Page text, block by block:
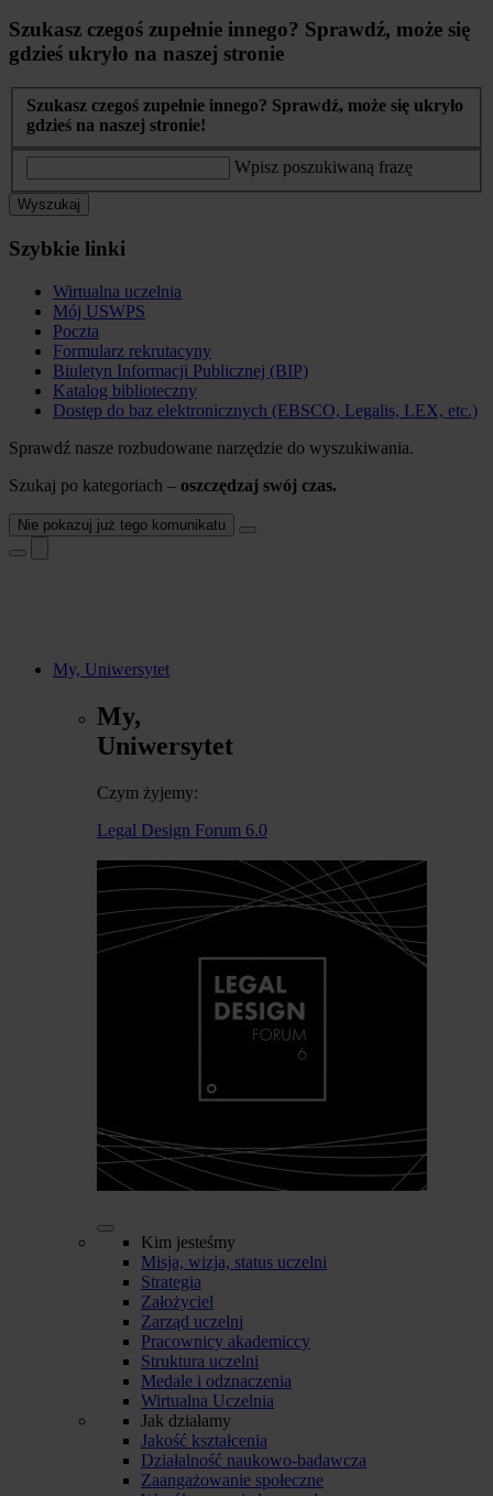
Szukasz czegoś zupełnie innego? Sprawdź, może się
gdzieś ukryło na naszej stronie
Szukasz czegoś zupełnie innego? Sprawdź, może się ukryło
gdzieś na naszej stronie!
Wpisz poszukiwaną frazę
Wyszukaj
Szybkie linki
Wirtualna uczelnia
Mój USWPS
Poczta
Formularz rekrutacyny
Biuletyn Informacji Publicznej (BIP)
Katalog biblioteczny
Dostęp do baz elektronicznych (EBSCO, Legalis, LEX, etc.)
Sprawdź nasze rozbudowane narzędzie do wyszukiwania.
Szukaj po kategoriach – oszczędzaj swój czas.
Nie pokazuj już tego komunikatu
My, Uniwersytet
My,
Uniwersytet
Czym żyjemy:
Legal Design Forum 6.0
Kim jesteśmy
Misja, wizja, status uczelni
Strategia
Założyciel
Zarząd uczelni
Pracownicy akademiccy
Struktura uczelni
Medale i odznaczenia
Wirtualna Uczelnia
Jak działamy
Jakość kształcenia
Działalność naukowo-badawcza
Zaangażowanie społeczne